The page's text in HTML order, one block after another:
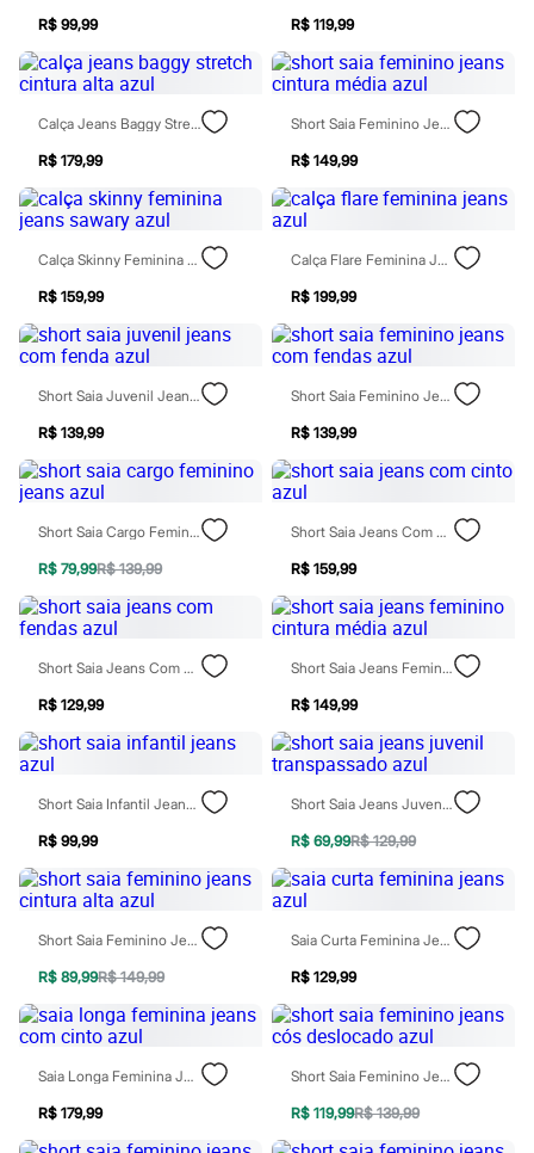
Calças
Casacos e Jaquetas
Jeans
Moda esportiva
Shorts e Saias
Vestidos
Masculino
Dia dos Pais
Inverno
Roupas
Bermudas
Camisas
Calças
Camisetas e Regatas
Casacos e Jaquetas
Jeans
Acessórios
Bolsas e Mochilas
Chapéus e Bonés
Cintos
Carteiras
Óculos
Relógios
Botas
Chinelos
Sandálias e Papetes
Tênis
Moda esportiva
Acessórios
Bermudas
Camisetas
Calças
Regatas
Moda íntima
Cuecas
Meias
Pijamas
Moda praia
Personagens
Blusas e Camisetas
Calças
Casacos e Jaquetas
Jeans
Moda esportiva
Shorts e Bermudas
R$ 99,99 R$ 119,99
Calça Jeans Baggy Stretch Cintura Alta Azul
R$ 179,99
Short Saia Feminino Jeans Cintura Média Azul
R$ 149,99
Calça Skinny Feminina Jeans Sawary Azul
R$ 159,99
Calça Flare Feminina Jeans Azul
R$ 199,99
Short Saia Juvenil Jeans Com Fenda Azul
R$ 139,99
Short Saia Feminino Jeans Com Fendas Azul
R$ 139,99
Short Saia Cargo Feminino Jeans Azul
R$ 79,99R$ 139,99
Short Saia Jeans Com Cinto Azul
R$ 159,99
Short Saia Jeans Com Fendas Azul
R$ 129,99
Short Saia Jeans Feminino Cintura Média Azul
R$ 149,99
Short Saia Infantil Jeans Azul
R$ 99,99
Short Saia Jeans Juvenil Transpassado Azul
R$ 69,99R$ 129,99
Short Saia Feminino Jeans Cintura Alta Azul
R$ 89,99R$ 149,99
Saia Curta Feminina Jeans Azul
R$ 129,99
Saia Longa Feminina Jeans Com Cinto Azul
R$ 179,99
Short Saia Feminino Jeans Cós Deslocado Azul
R$ 119,99R$ 139,99